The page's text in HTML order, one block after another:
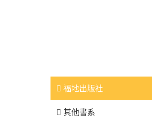
福地出版社
其他書系